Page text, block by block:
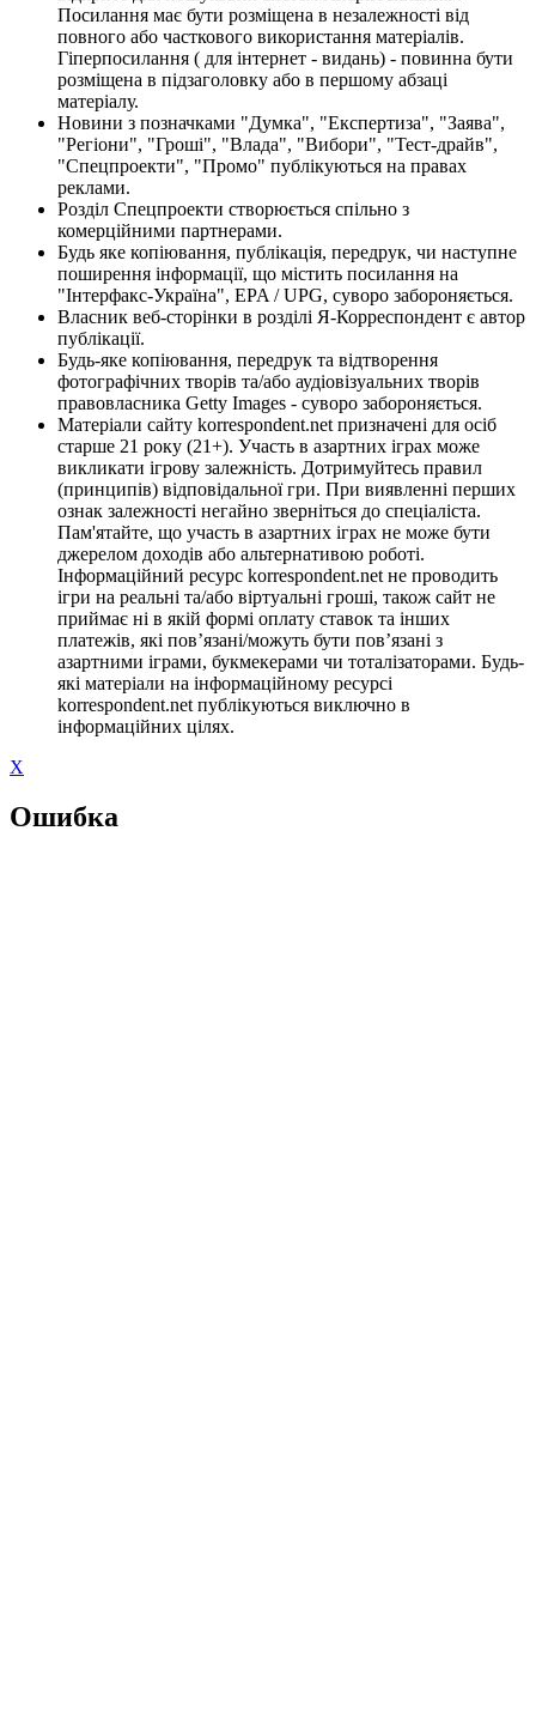
Посилання має бути розміщена в незалежності від
повного або часткового використання матеріалів.
Гіперпосилання ( для інтернет - видань) - повинна бути
розміщена в підзаголовку або в першому абзаці
матеріалу.
Новини з позначками "Думка", "Експертиза", "Заява",
"Регіони", "Гроші", "Влада", "Вибори", "Тест-драйв",
"Спецпроекти", "Промо" публікуються на правах
реклами.
Розділ Спецпроекти створюється спільно з
комерційними партнерами.
Будь яке копіювання, публікація, передрук, чи наступне
поширення інформації, що містить посилання на
"Інтерфакс-Україна", EPA / UPG, суворо забороняється.
Власник веб-сторінки в розділі Я-Корреспондент є автор
публікації.
Будь-яке копіювання, передрук та відтворення
фотографічних творів та/або аудіовізуальних творів
правовласника Getty Images - суворо забороняється.
Матеріали сайту korrespondent.net призначені для осіб
старше 21 року (21+). Участь в азартних іграх може
викликати ігрову залежність. Дотримуйтесь правил
(принципів) відповідальної гри. При виявленні перших
ознак залежності негайно зверніться до спеціаліста.
Пам'ятайте, що участь в азартних іграх не може бути
джерелом доходів або альтернативою роботі.
Інформаційний ресурс korrespondent.net не проводить
ігри на реальні та/або віртуальні гроші, також сайт не
приймає ні в якій формі оплату ставок та інших
платежів, які пов’язані/можуть бути пов’язані з
азартними іграми, букмекерами чи тоталізаторами. Будь-
які матеріали на інформаційному ресурсі
korrespondent.net публікуються виключно в
інформаційних цілях.
X
Ошибка